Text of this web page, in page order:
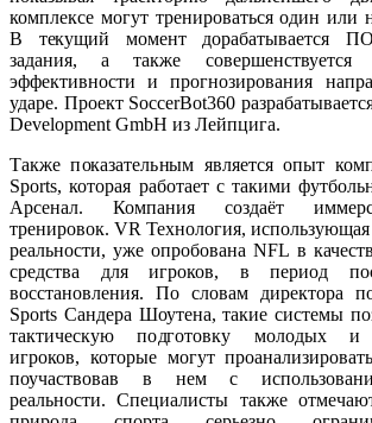
комплексе могут тренироваться один или
В текущий момент дорабатывается
задания, а также совершенствуется
эффективности и прогнозирования
ударе. Проект SoccerBot360
Development GmbH из Лейпцига.
Также показательным является опыт
Sports, которая работает с такими
Арсенал. Компания создаёт
тренировок. VR Технология,
реальности, уже опробована NFL в
средства для игроков, в период
восстановления. По словам директора
Sports Сандера Шоутена, такие системы
тактическую подготовку молодых и
игроков, которые могут
поучаствовав в нем с
реальности. Специалисты также